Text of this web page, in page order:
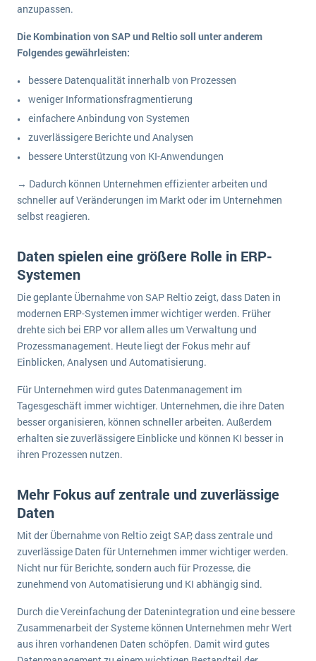
anzupassen.
Die Kombination von SAP und Reltio soll unter anderem
Folgendes gewährleisten:
bessere Datenqualität innerhalb von Prozessen
weniger Informationsfragmentierung
einfachere Anbindung von Systemen
zuverlässigere Berichte und Analysen
bessere Unterstützung von KI-Anwendungen
→ Dadurch können Unternehmen effizienter arbeiten und
schneller auf Veränderungen im Markt oder im Unternehmen
selbst reagieren.
Daten spielen eine größere Rolle in ERP-
Systemen
Die geplante Übernahme von SAP Reltio zeigt, dass Daten in
modernen ERP-Systemen immer wichtiger werden. Früher
drehte sich bei ERP vor allem alles um Verwaltung und
Prozessmanagement. Heute liegt der Fokus mehr auf
Einblicken, Analysen und Automatisierung.
Für Unternehmen wird gutes Datenmanagement im
Tagesgeschäft immer wichtiger. Unternehmen, die ihre Daten
besser organisieren, können schneller arbeiten. Außerdem
erhalten sie zuverlässigere Einblicke und können KI besser in
ihren Prozessen nutzen.
Mehr Fokus auf zentrale und zuverlässige
Daten
Mit der Übernahme von Reltio zeigt SAP, dass zentrale und
zuverlässige Daten für Unternehmen immer wichtiger werden.
Nicht nur für Berichte, sondern auch für Prozesse, die
zunehmend von Automatisierung und KI abhängig sind.
Durch die Vereinfachung der Datenintegration und eine bessere
Zusammenarbeit der Systeme können Unternehmen mehr Wert
aus ihren vorhandenen Daten schöpfen. Damit wird gutes